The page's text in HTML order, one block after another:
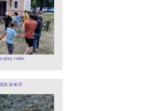
play video
18:40:37